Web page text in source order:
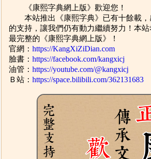
《康熙字典網上版》歡迎您！
本站推出《康熙字典》已有十餘載，
的支持，讓我們仍有動力繼續努力！本
最完整的《康熙字典網上版》！
官網：https://KangXiZiDian.com
臉書：https://facebook.com/kangxicj
油管：https://youtube.com/@kangxicj
Ｂ站：https://space.bilibili.com/362131683